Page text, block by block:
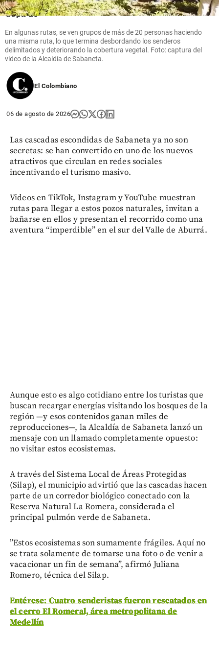
en la
Copa de
share
En algunas rutas, se ven grupos de más de 20 personas haciendo
una misma ruta, lo que termina desbordando los senderos
delimitados y deteriorando la cobertura vegetal. Foto: captura del
video de la Alcaldía de Sabaneta.
El Colombiano
06 de agosto de 2026
Las cascadas escondidas de Sabaneta ya no son
secretas: se han convertido en uno de los nuevos
atractivos que circulan en redes sociales
incentivando el turismo masivo.
Videos en TikTok, Instagram y YouTube muestran
rutas para llegar a estos pozos naturales, invitan a
bañarse en ellos y presentan el recorrido como una
aventura “imperdible” en el sur del Valle de Aburrá.
Aunque esto es algo cotidiano entre los turistas que
buscan recargar energías visitando los bosques de la
región —y esos contenidos ganan miles de
reproducciones—, la Alcaldía de Sabaneta lanzó un
mensaje con un llamado completamente opuesto:
no visitar estos ecosistemas.
A través del Sistema Local de Áreas Protegidas
(Silap), el municipio advirtió que las cascadas hacen
parte de un corredor biológico conectado con la
Reserva Natural La Romera, considerada el
principal pulmón verde de Sabaneta.
”Estos ecosistemas son sumamente frágiles. Aquí no
se trata solamente de tomarse una foto o de venir a
vacacionar un fin de semana”, afirmó Juliana
Romero, técnica del Silap.
Entérese: Cuatro senderistas fueron rescatados en
el cerro El Romeral, área metropolitana de
Medellín